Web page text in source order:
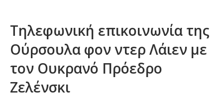
Τηλεφωνική επικοινωνία της
Ούρσουλα φον ντερ Λάιεν με
τον Ουκρανό Πρόεδρο
Ζελένσκι